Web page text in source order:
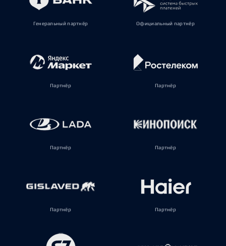
Генеральный партнёр Официальный партнёр
Партнёр Партнёр
Партнёр Партнёр
Партнёр Партнёр